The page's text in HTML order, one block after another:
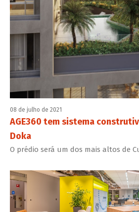
08 de julho de 2021
AGE360 tem sistema
Doka
O prédio será um dos mais altos de